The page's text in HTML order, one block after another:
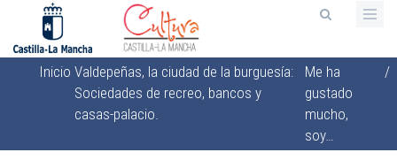
contenido
principal
Sobrescribir
enlaces
Inicio Valdepeñas, la ciudad de la burguesía:
Sociedades de recreo, bancos y
casas-palacio.
Me ha
gustado
mucho,
soy…
/